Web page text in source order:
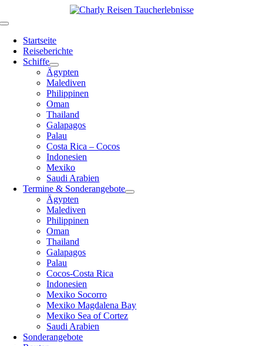
Inhalt
Toggle
NavigationStartseite
Reiseberichte
Schiffe
Ägypten
Malediven
Philippinen
Oman
Thailand
Galapagos
Palau
Costa Rica – Cocos
Indonesien
Mexiko
Saudi Arabien
Termine & Sonderangebote
Ägypten
Malediven
Philippinen
Oman
Thailand
Galapagos
Palau
Cocos-Costa Rica
Indonesien
Mexiko Socorro
Mexiko Magdalena Bay
Mexiko Sea of Cortez
Saudi Arabien
Sonderangebote